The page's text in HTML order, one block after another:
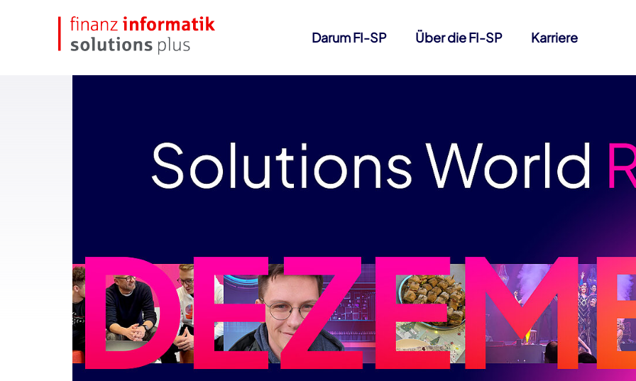
Darum FI-SP Über die FI-SP Karriere